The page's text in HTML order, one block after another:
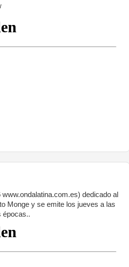
dedicado al
Monge y se emite los jueves a las
épocas..